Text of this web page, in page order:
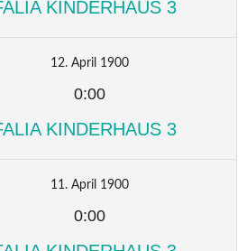
KINDERHAUS 3
12. April 1900
0:00
KINDERHAUS 3
11. April 1900
0:00